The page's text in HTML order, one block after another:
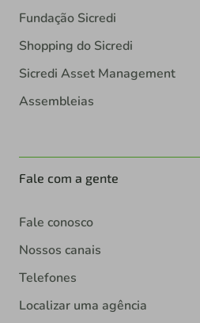
Fundação Sicredi
Shopping do Sicredi
Sicredi Asset Management
Assembleias
Fale com a gente
Fale conosco
Nossos canais
Telefones
Localizar uma agência